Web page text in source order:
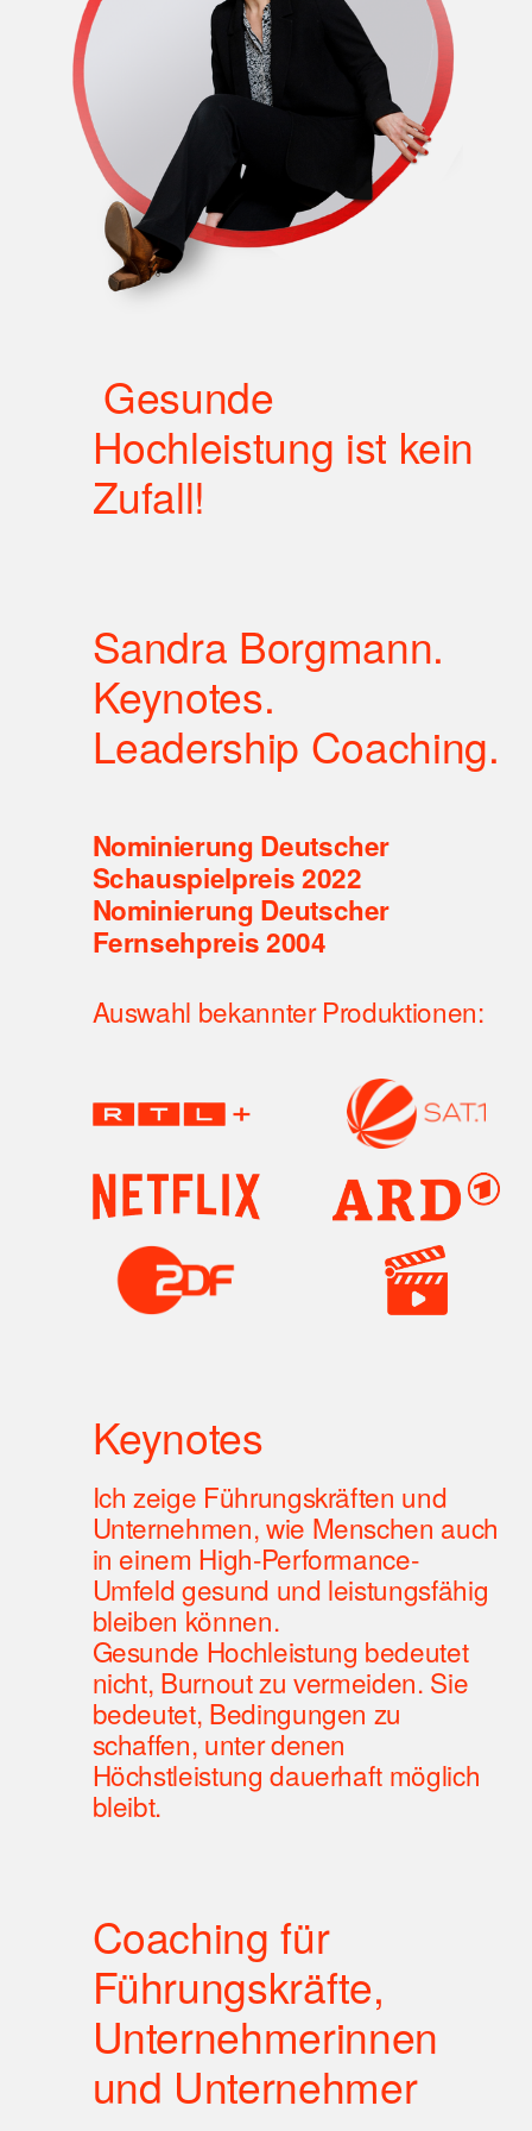
Hochleistung ist kein
Zufall!
Sandra Borgmann.
Keynotes.
Leadership Coaching.
Nominierung Deutscher
Schauspielpreis 2022
Nominierung Deutscher
Fernsehpreis 2004
Auswahl bekannter Produktionen:
Keynotes
Ich zeige Führungskräften und
Unternehmen, wie Menschen auch
in einem High-Performance-
Umfeld gesund und leistungsfähig
bleiben können.
Gesunde Hochleistung bedeutet
nicht, Burnout zu vermeiden. Sie
bedeutet, Bedingungen zu
schaffen, unter denen
Höchstleistung dauerhaft möglich
bleibt.
Coaching für
Führungskräfte,
Unternehmerinnen
und Unternehmer